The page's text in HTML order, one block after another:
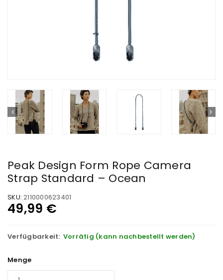
Peak Design Form Rope Camera
Strap Standard – Ocean
SKU: 2110000623401
49,99 €
Verfügbarkeit: Vorrätig (kann nachbestellt werden)
Menge